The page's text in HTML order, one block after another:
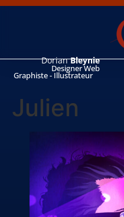
DorianBleynie
Designer Web
Graphiste - Illustrateur
Julien